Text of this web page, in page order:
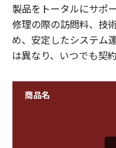
製品をトータルにサポ
修理の際の訪問料、技
め、安定したシステム
は異なり、いつでも契
商品名